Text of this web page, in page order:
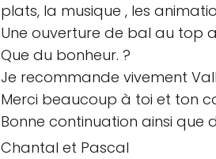
plats, la musique , les
Une ouverture de bal au top
Que du bonheur. ?
Je recommande vivement
Merci beaucoup à toi et ton
Bonne continuation ainsi que
Chantal et Pascal